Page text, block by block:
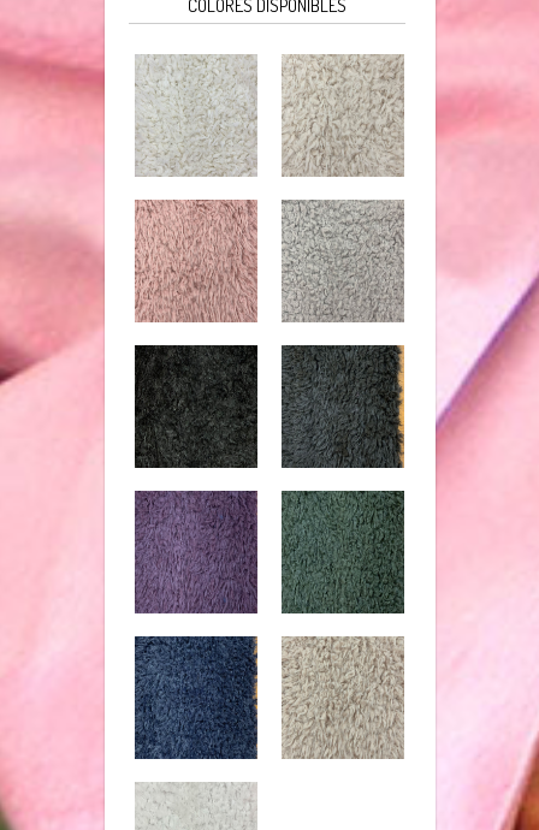
COLORES DISPONIBLES